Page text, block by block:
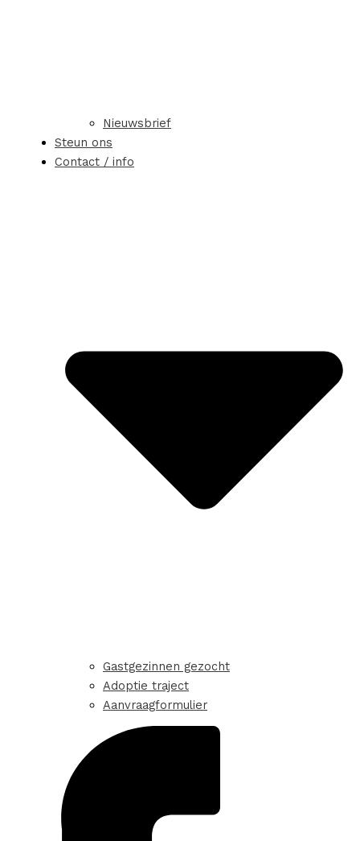
Nieuwsbrief
Steun ons
Contact / info
Gastgezinnen gezocht
Adoptie traject
Aanvraagformulier